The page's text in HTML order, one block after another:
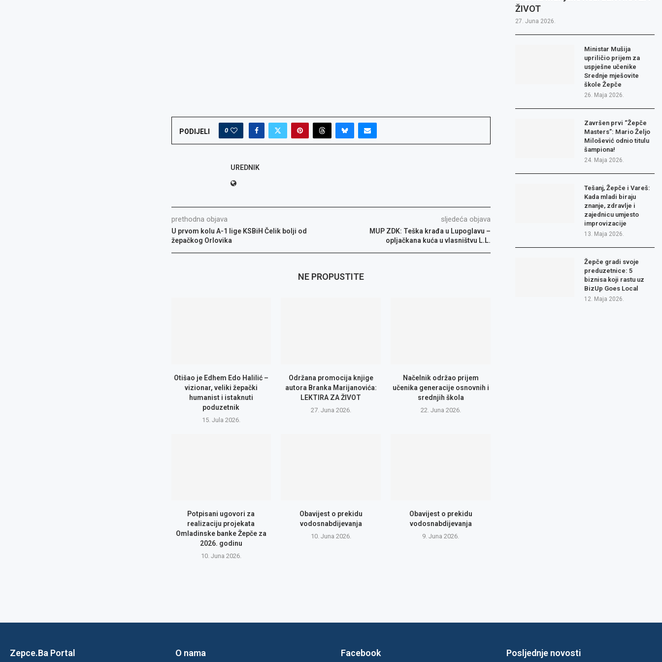
PODIJELI 0
UREDNIK
prethodna objava
U prvom kolu A-1 lige KSBiH Čelik bolji od
žepačkog Orlovika
sljedeća objava
MUP ZDK: Teška krađa u Lupoglavu –
opljačkana kuća u vlasništvu L.L.
NE PROPUSTITE
Otišao je Edhem Edo Halilić –
vizionar, veliki žepački
humanist i istaknuti
poduzetnik
15. Jula 2026.
Održana promocija knjige
autora Branka Marijanovića:
LEKTIRA ZA ŽIVOT
27. Juna 2026.
Načelnik održao prijem
učenika generacije osnovnih i
srednjih škola
22. Juna 2026.
Potpisani ugovori za
realizaciju projekata
Omladinske banke Žepče za
2026. godinu
10. Juna 2026.
Obavijest o prekidu
vodosnabdijevanja
10. Juna 2026.
Obavijest o prekidu
vodosnabdijevanja
9. Juna 2026.
ŽIVOT
27. Juna 2026.
Ministar Mušija
upriličio prijem za
uspješne učenike
Srednje mješovite
škole Žepče
26. Maja 2026.
Završen prvi “Žepče
Masters”: Mario Željo
Milošević odnio titulu
šampiona!
24. Maja 2026.
Tešanj, Žepče i Vareš:
Kada mladi biraju
znanje, zdravlje i
zajednicu umjesto
improvizacije
13. Maja 2026.
Žepče gradi svoje
preduzetnice: 5
biznisa koji rastu uz
BizUp Goes Local
12. Maja 2026.
Zepce.Ba Portal O nama Facebook Posljednje novosti